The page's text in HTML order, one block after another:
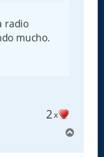
radio
mucho.
2x